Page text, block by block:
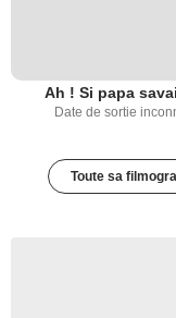
Ah ! Si papa
Date de sortie
Toute sa